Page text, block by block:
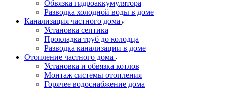
Обвязка гидроаккумулятора
Разводка холодной воды в доме
Канализация частного дома
Установка септика
Прокладка труб до колодца
Разводка канализации в доме
Отопление частного дома
Установка и обвязка котлов
Монтаж системы отопления
Горячее водоснабжение дома